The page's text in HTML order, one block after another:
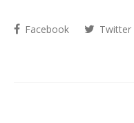
Facebook Twitter